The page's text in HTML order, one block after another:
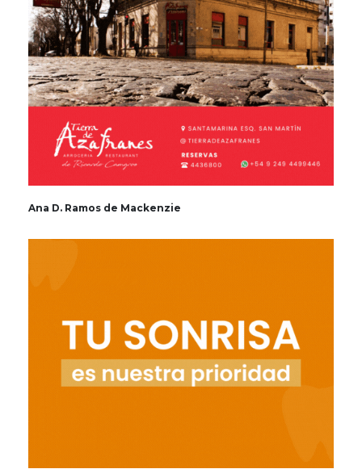
Ana D. Ramos de Mackenzie